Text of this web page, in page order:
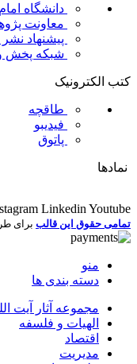
دانشگاه
معاونت
پیشنهاد نشر
شبکه پخش و
کتب الکترونیک
طاقچه
فیدیبو
پاتوق
نمادها
Linkedin Youtube
تمامی حقوق این قالب برای
منو
دسته بندی ها
مجموعه آثار آيت
الهیات و فلسفه
اقتصاد
مديريت